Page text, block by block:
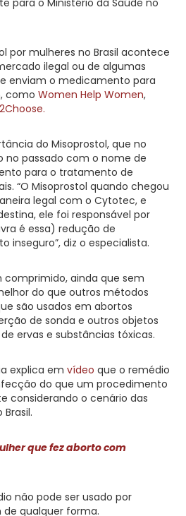
por mulheres no Brasil acontece
ilegal ou de algumas
enviam o medicamento para
como Women Help Women,
do Misoprostol, que no
no passado com o nome de
para o tratamento de
“O Misoprostol quando chegou
legal com o Cytotec, e
ele foi responsável por
é essa) redução de
inseguro”, diz o especialista.
comprimido, ainda que sem
do que outros métodos
são usados em abortos
de sonda e outros objetos
ervas e substâncias tóxicas.
explica em vídeo que o remédio
do que um procedimento
considerando o cenário das
que fez aborto com
não pode ser usado por
qualquer forma.